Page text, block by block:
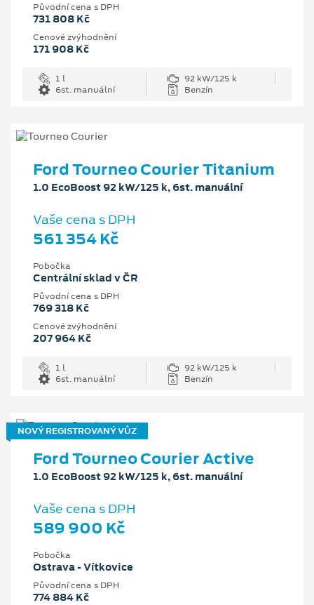
Původní cena s DPH
731 808 Kč
Cenové zvýhodnění
171 908 Kč
1 l
92 kW/125 k
6st. manuální
Benzín
Ford Tourneo Courier Titanium
1.0 EcoBoost 92 kW/125 k, 6st. manuální
Vaše cena s DPH
561 354 Kč
Pobočka
Centrální sklad v ČR
Původní cena s DPH
769 318 Kč
Cenové zvýhodnění
207 964 Kč
1 l
92 kW/125 k
6st. manuální
Benzín
NOVÝ REGISTROVANÝ VŮZ
Ford Tourneo Courier Active
1.0 EcoBoost 92 kW/125 k, 6st. manuální
Vaše cena s DPH
589 900 Kč
Pobočka
Ostrava - Vítkovice
Původní cena s DPH
774 884 Kč